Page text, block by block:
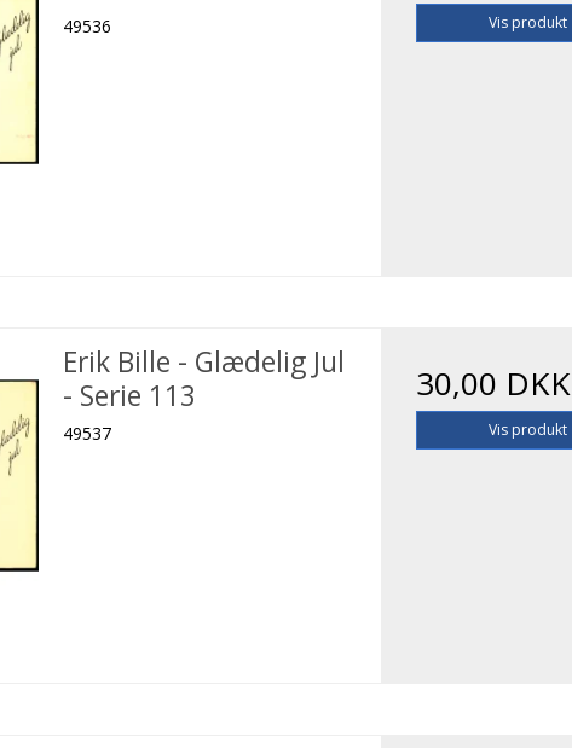
49536 Vis produkt
Erik Bille - Glædelig Jul
- Serie 113
49537
30,00 DKK
Vis produkt